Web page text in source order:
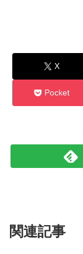
X
Pocket
関連記事